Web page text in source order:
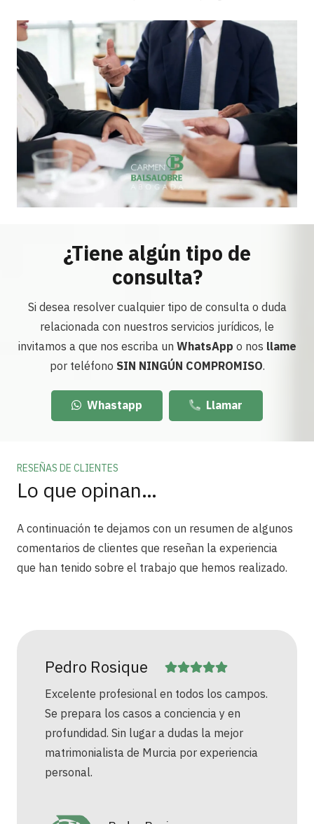
¿Tiene algún tipo de
consulta?
Si desea resolver cualquier tipo de consulta o duda
relacionada con nuestros servicios jurídicos, le
invitamos a que nos escriba un WhatsApp o nos llame
por teléfono SIN NINGÚN COMPROMISO.
Whastapp Llamar
RESEÑAS DE CLIENTES
Lo que opinan…
A continuación te dejamos con un resumen de algunos
comentarios de clientes que reseñan la experiencia
que han tenido sobre el trabajo que hemos realizado.
Pedro Rosique
Excelente profesional en todos los campos.
Se prepara los casos a conciencia y en
profundidad. Sin lugar a dudas la mejor
matrimonialista de Murcia por experiencia
personal.